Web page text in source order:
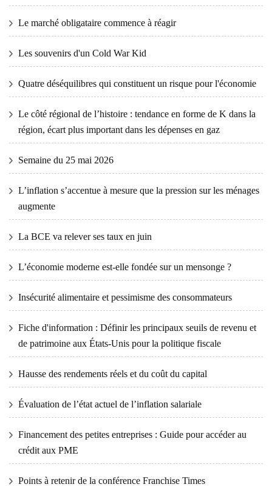
Le marché obligataire commence à réagir
Les souvenirs d'un Cold War Kid
Quatre déséquilibres qui constituent un risque pour l'économie
Le côté régional de l’histoire : tendance en forme de K dans la
région, écart plus important dans les dépenses en gaz
Semaine du 25 mai 2026
L’inflation s’accentue à mesure que la pression sur les ménages
augmente
La BCE va relever ses taux en juin
L’économie moderne est-elle fondée sur un mensonge ?
Insécurité alimentaire et pessimisme des consommateurs
Fiche d'information : Définir les principaux seuils de revenu et
de patrimoine aux États-Unis pour la politique fiscale
Hausse des rendements réels et du coût du capital
Évaluation de l’état actuel de l’inflation salariale
Financement des petites entreprises : Guide pour accéder au
crédit aux PME
Points à retenir de la conférence Franchise Times